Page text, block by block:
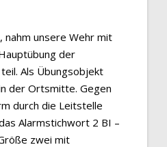
nahm unsere Wehr mit
der
Als Übungsobjekt
der Ortsmitte. Gegen
durch die Leitstelle
Alarmstichwort 2 BI –
zwei mit